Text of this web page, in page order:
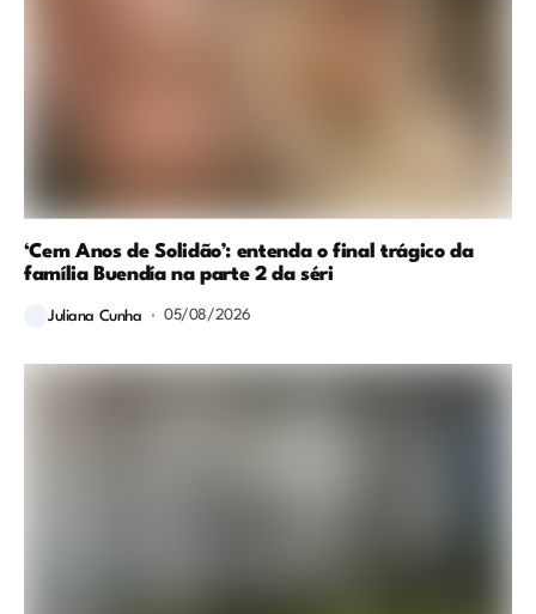
‘Cem Anos de Solidão’: entenda o final trágico da
família Buendía na parte 2 da séri
Juliana Cunha 05/08/2026